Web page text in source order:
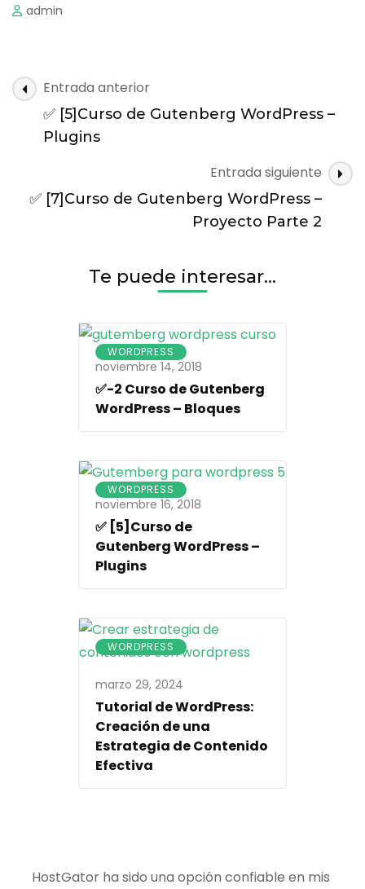
admin
Navegación
de
entradas
Entrada anterior
✅ [5]Curso de Gutenberg WordPress –
Plugins
Entrada siguiente
✅ [7]Curso de Gutenberg WordPress –
Proyecto Parte 2
Te puede interesar...
WORDPRESS
noviembre 14, 2018
✅-2 Curso de Gutenberg
WordPress – Bloques
WORDPRESS
noviembre 16, 2018
✅ [5]Curso de
Gutenberg WordPress –
Plugins
WORDPRESS
marzo 29, 2024
Tutorial de WordPress:
Creación de una
Estrategia de Contenido
Efectiva
HostGator ha sido una opción confiable en mis